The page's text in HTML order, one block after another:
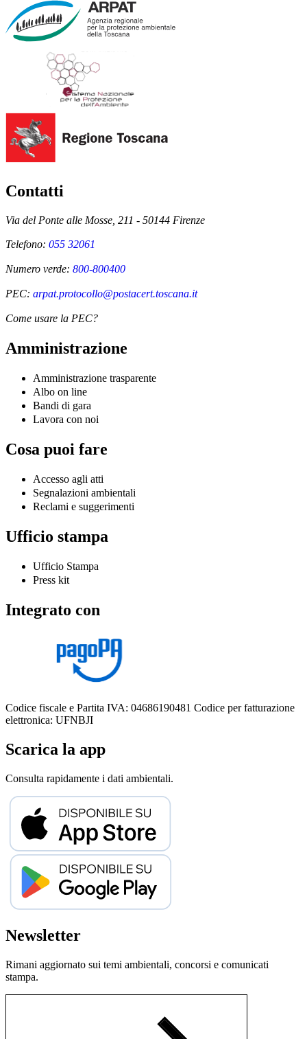
Contatti
Via del Ponte alle Mosse, 211 - 50144 Firenze
Telefono: 055 32061
Numero verde: 800-800400
PEC: arpat.protocollo@postacert.toscana.it
Come usare la PEC?
Amministrazione
Amministrazione trasparente
Albo on line
Bandi di gara
Lavora con noi
Cosa puoi fare
Accesso agli atti
Segnalazioni ambientali
Reclami e suggerimenti
Ufficio stampa
Ufficio Stampa
Press kit
Integrato con
Codice fiscale e Partita IVA: 04686190481 Codice per fatturazione
elettronica: UFNBJI
Scarica la app
Consulta rapidamente i dati ambientali.
Newsletter
Rimani aggiornato sui temi ambientali, concorsi e comunicati
stampa.